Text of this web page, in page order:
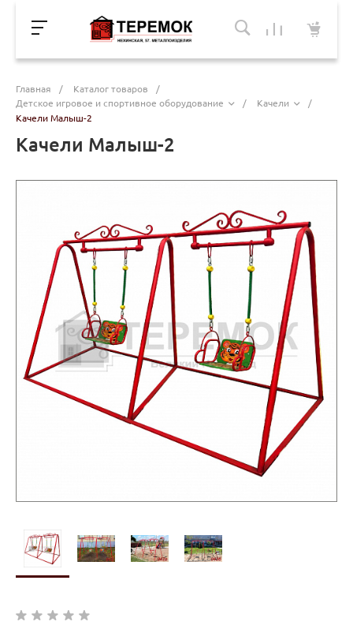
Главная / Каталог товаров
/
Детское игровое и спортивное оборудование
/ Качели
/
Качели Малыш-2
Качели Малыш-2